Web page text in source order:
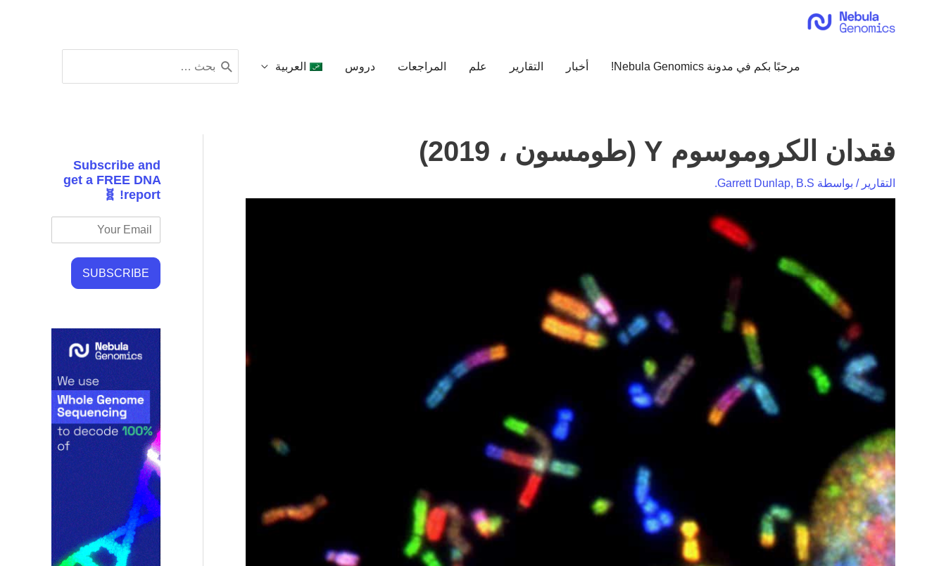
مرحبًا بكم في مدونة Nebula Genomics! أخبار التقارير علم المراجعات دروس العربية
عن:
فقدان الكروموسوم Y (طومسون ، 2019)
التقارير / بواسطة Garrett Dunlap, B.S.
Subscribe and
get a FREE DNA
report! 🧬
SUBSCRIBE